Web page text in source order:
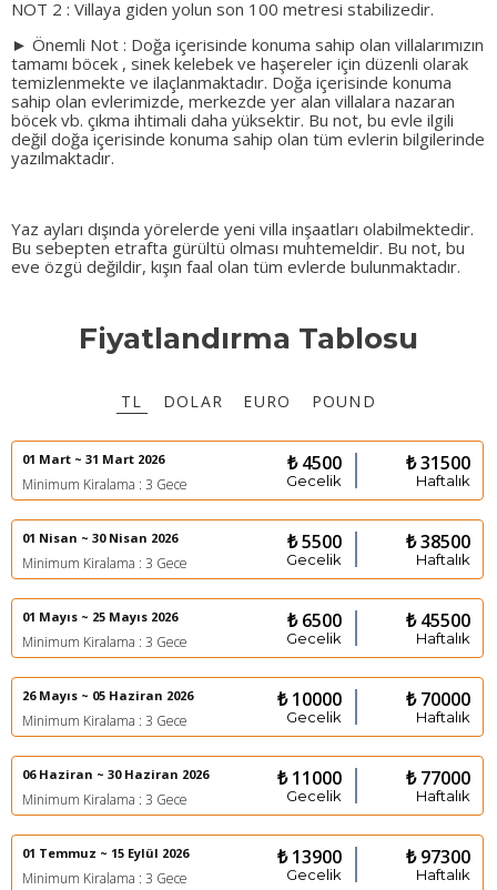
NOT 2 : Villaya giden yolun son 100 metresi stabilizedir.
► Önemli Not : Doğa içerisinde konuma sahip olan villalarımızın
tamamı böcek , sinek kelebek ve haşereler için düzenli olarak
temizlenmekte ve ilaçlanmaktadır. Doğa içerisinde konuma
sahip olan evlerimizde, merkezde yer alan villalara nazaran
böcek vb. çıkma ihtimali daha yüksektir. Bu not, bu evle ilgili
değil doğa içerisinde konuma sahip olan tüm evlerin bilgilerinde
yazılmaktadır.
Yaz ayları dışında yörelerde yeni villa inşaatları olabilmektedir.
Bu sebepten etrafta gürültü olması muhtemeldir. Bu not, bu
eve özgü değildir, kışın faal olan tüm evlerde bulunmaktadır.
Fiyatlandırma Tablosu
TL DOLAR EURO POUND
01 Mart ~ 31 Mart 2026
Minimum Kiralama : 3 Gece
₺ 4500
Gecelik
₺ 31500
Haftalık
01 Nisan ~ 30 Nisan 2026
Minimum Kiralama : 3 Gece
₺ 5500
Gecelik
₺ 38500
Haftalık
01 Mayıs ~ 25 Mayıs 2026
Minimum Kiralama : 3 Gece
₺ 6500
Gecelik
₺ 45500
Haftalık
26 Mayıs ~ 05 Haziran 2026
Minimum Kiralama : 3 Gece
₺ 10000
Gecelik
₺ 70000
Haftalık
06 Haziran ~ 30 Haziran 2026
Minimum Kiralama : 3 Gece
₺ 11000
Gecelik
₺ 77000
Haftalık
01 Temmuz ~ 15 Eylül 2026
Minimum Kiralama : 3 Gece
₺ 13900
Gecelik
₺ 97300
Haftalık